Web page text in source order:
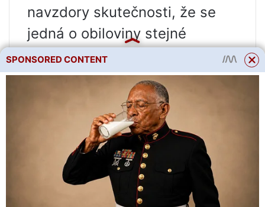
navzdory skutečnosti, že se
jedná o obiloviny stejné
odrůdy, mají značné rozdíly.
Například:
Hnědá pohanka získává svou
barvu pražením, zatímco
zelená pohanka neprochází
tepelnou úpravou.
Zelená pohanka obsahuje asi o
třetinu více živin a mikroprvků.
SPONSORED CONTENT